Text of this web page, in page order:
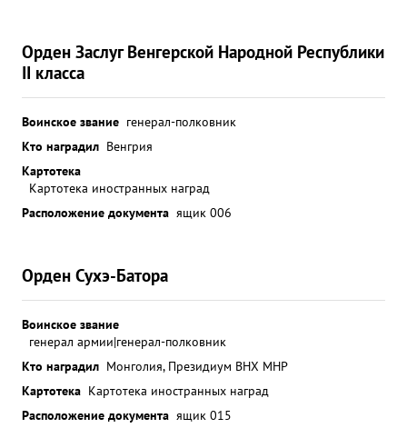
Орден Заслуг Венгерской Народной Республики
II класса
Воинское звание генерал-полковник
Кто наградил Венгрия
Картотека
Картотека иностранных наград
Расположение документа ящик 006
Орден Сухэ-Батора
Воинское звание
генерал армии|генерал-полковник
Кто наградил Монголия, Президиум ВНХ МНР
Картотека Картотека иностранных наград
Расположение документа ящик 015